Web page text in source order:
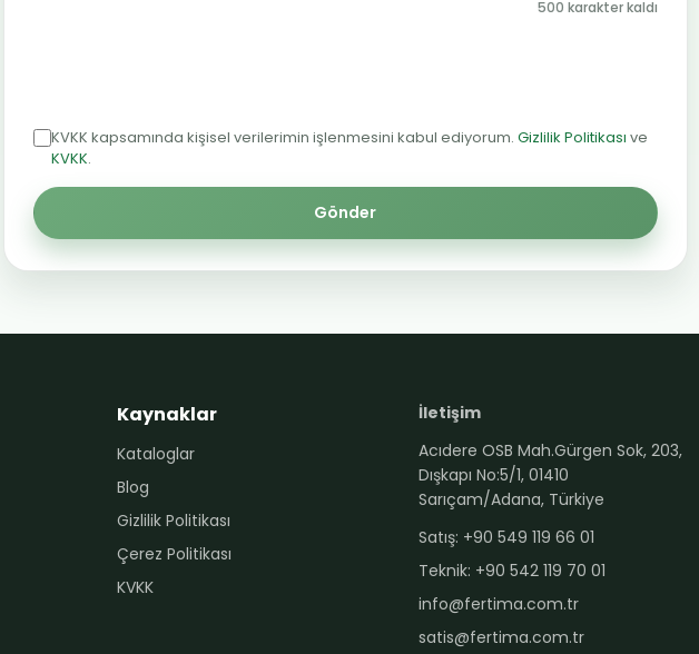
500 karakter kaldı
KVKK kapsamında kişisel verilerimin işlenmesini kabul ediyorum. Gizlilik Politikası ve
KVKK.
Gönder
Kaynaklar
Kataloglar
Blog
Gizlilik Politikası
Çerez Politikası
KVKK
İletişim
Acıdere OSB Mah.Gürgen Sok, 203,
Dışkapı No:5/1, 01410
Sarıçam/Adana, Türkiye
Satış: +90 549 119 66 01
Teknik: +90 542 119 70 01
info@fertima.com.tr
satis@fertima.com.tr